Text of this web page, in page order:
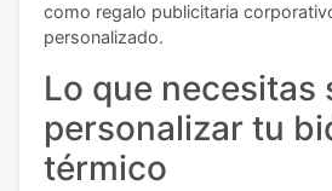
como regalo publicitaria
personalizado.
Lo que necesitas
personalizar tu
térmico